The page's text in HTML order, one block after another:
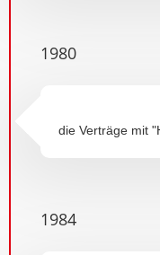
die Verträge mit
1980
1984